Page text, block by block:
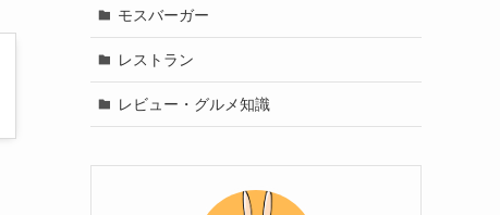
モスバーガー
レストラン
レビュー・グルメ知識